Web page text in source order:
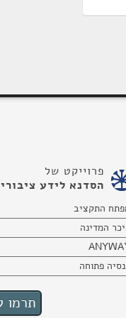
פרוייקט של
הסדנא לידע ציבורי
התקציב
המדינה
פתוחה